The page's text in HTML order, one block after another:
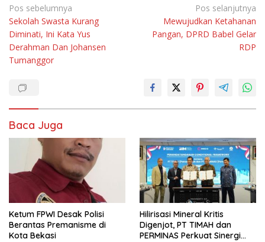
Navigasi
pos
Pos sebelumnya
Sekolah Swasta Kurang
Diminati, Ini Kata Yus
Derahman Dan Johansen
Tumanggor
Pos selanjutnya
Mewujudkan Ketahanan
Pangan, DPRD Babel Gelar
RDP
Baca Juga
Ketum FPWI Desak Polisi
Berantas Premanisme di
Kota Bekasi
Hilirisasi Mineral Kritis
Digenjot, PT TIMAH dan
PERMINAS Perkuat Sinergi